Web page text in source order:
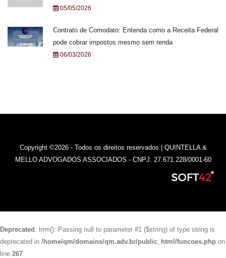
05/05/2026
Contrato de Comodato: Entenda como a Receita Federal
pode cobrar impostos mesmo sem renda
06/03/2026
Copyright ©2026 - Todos os direitos reservados | QUINTELLA &
MELLO ADVOGADOS ASSOCIADOS - CNPJ: 27.671.228/0001-60
Deprecated : trim(): Passing null to parameter #1 ($string) of type string is
deprecated in /home/qm/domains/qm.adv.br/public_html/funcoes.php on
line 267